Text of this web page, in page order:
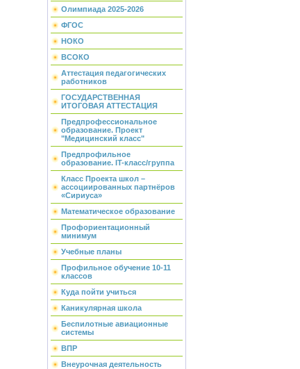
Олимпиада 2025-2026
ФГОС
НОКО
ВСОКО
Аттестация педагогических
работников
ГОСУДАРСТВЕННАЯ
ИТОГОВАЯ АТТЕСТАЦИЯ
Предпрофессиональное
образование. Проект
"Медицинский класс"
Предпрофильное
образование. IT-класс/группа
Класс Проекта школ –
ассоциированных партнёров
«Сириуса»
Математическое образование
Профориентационный
минимум
Учебные планы
Профильное обучение 10-11
классов
Куда пойти учиться
Каникулярная школа
Беспилотные авиационные
системы
ВПР
Внеурочная деятельность